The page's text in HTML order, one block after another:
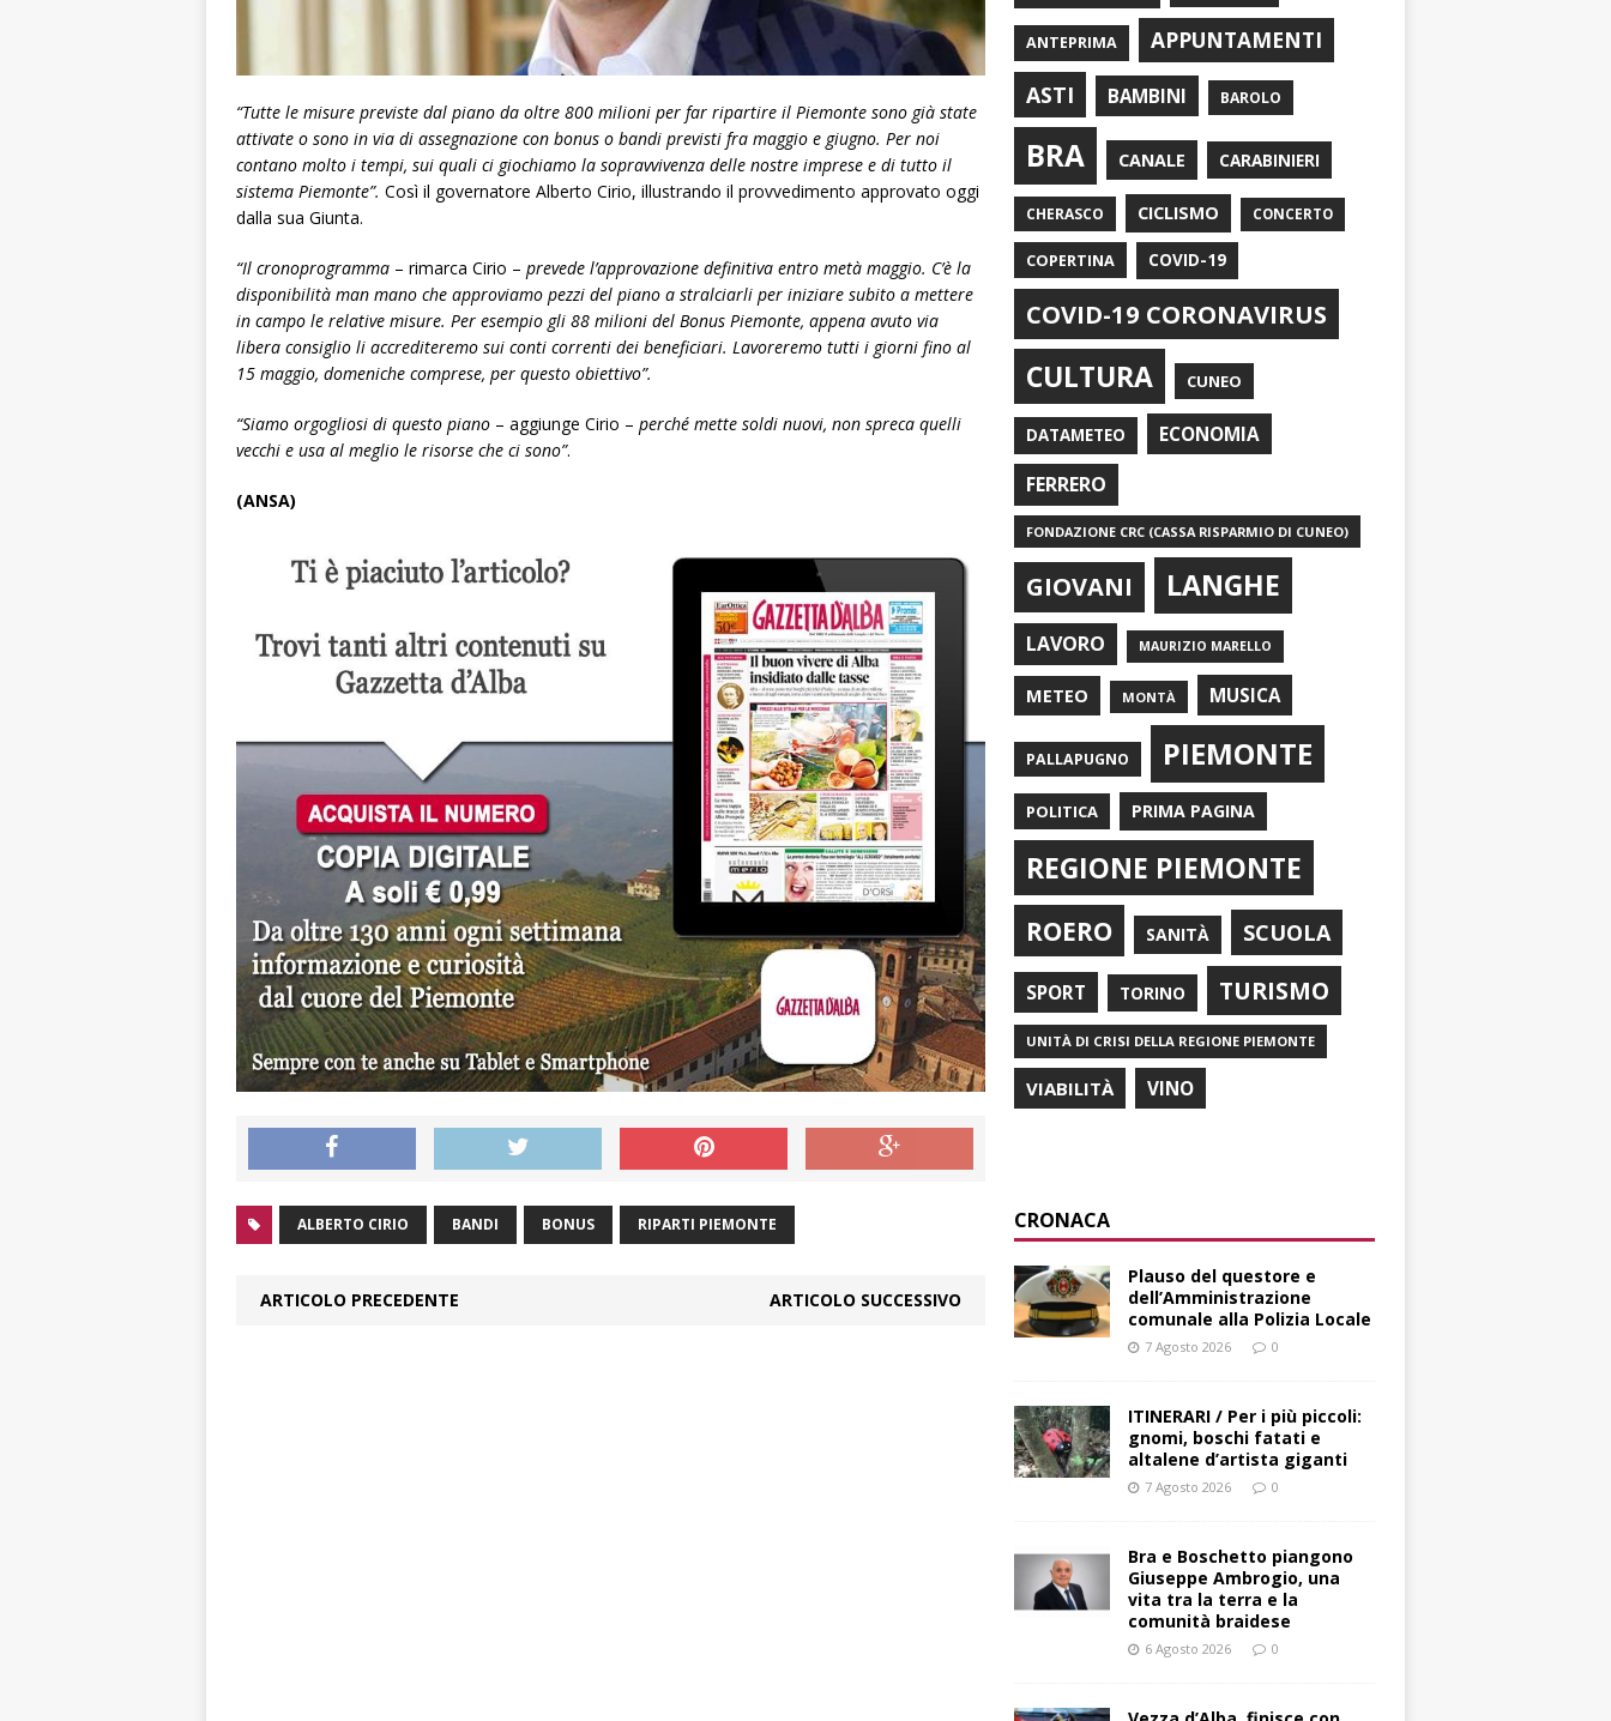
“Tutte le misure previste dal piano da oltre 800 milioni per far ripartire il Piemonte sono già state
attivate o sono in via di assegnazione con bonus o bandi previsti fra maggio e giugno. Per noi
contano molto i tempi, sui quali ci giochiamo la sopravvivenza delle nostre imprese e di tutto il
sistema Piemonte”. Così il governatore Alberto Cirio, illustrando il provvedimento approvato oggi
dalla sua Giunta.
“Il cronoprogramma – rimarca Cirio – prevede l’approvazione definitiva entro metà maggio. C’è la
disponibilità man mano che approviamo pezzi del piano a stralciarli per iniziare subito a mettere
in campo le relative misure. Per esempio gli 88 milioni del Bonus Piemonte, appena avuto via
libera consiglio li accrediteremo sui conti correnti dei beneficiari. Lavoreremo tutti i giorni fino al
15 maggio, domeniche comprese, per questo obiettivo”.
“Siamo orgogliosi di questo piano – aggiunge Cirio – perché mette soldi nuovi, non spreca quelli
vecchi e usa al meglio le risorse che ci sono”.
(ANSA)
ALBERTO CIRIO BANDI BONUS RIPARTI PIEMONTE
ARTICOLO PRECEDENTE ARTICOLO SUCCESSIVO
ANTEPRIMA
APPUNTAMENTI
ASTI
BAMBINI BAROLO
BRA CANALE CARABINIERI
CHERASCO CICLISMO CONCERTO
COPERTINA COVID-19
COVID-19 CORONAVIRUS
CULTURA CUNEO
DATAMETEO ECONOMIA
FERRERO
FONDAZIONE CRC (CASSA RISPARMIO DI CUNEO)
GIOVANI LANGHE
LAVORO MAURIZIO MARELLO
METEO MONTÀ MUSICA
PALLAPUGNO PIEMONTE
POLITICA PRIMA PAGINA
REGIONE PIEMONTE
ROERO SANITÀ SCUOLA
SPORT TORINO TURISMO
UNITÀ DI CRISI DELLA REGIONE PIEMONTE
VIABILITÀ VINO
CRONACA
Plauso del questore e
dell’Amministrazione
comunale alla Polizia Locale
7 Agosto 2026 0
ITINERARI / Per i più piccoli:
gnomi, boschi fatati e
altalene d’artista giganti
7 Agosto 2026 0
Bra e Boschetto piangono
Giuseppe Ambrogio, una
vita tra la terra e la
comunità braidese
6 Agosto 2026 0